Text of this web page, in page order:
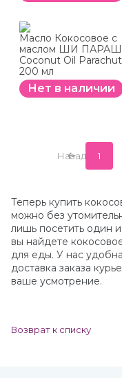
Масло Кокосовое с
маслом ШИ
Coconut Oil
200 мл
Нет в наличии
Назад 1
Теперь купить
можно без
лишь посетить один
вы найдете
для еды. У нас
доставка заказа
ваше усмотрение.
Возврат к списку